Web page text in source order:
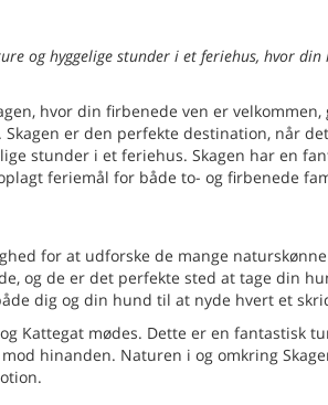
og hyggelige stunder i et feriehus, hvor din
hvor din firbenede ven er velkommen,
er den perfekte destination, når
stunder i et feriehus. Skagen har en
feriemål for både to- og firbenede
for at udforske de mange
og de er det perfekte sted at tage din
dig og din hund til at nyde hvert et
Kattegat mødes. Dette er en fantastisk
hinanden. Naturen i og omkring